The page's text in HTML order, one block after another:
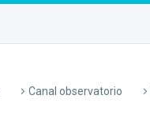
Canal observatorio